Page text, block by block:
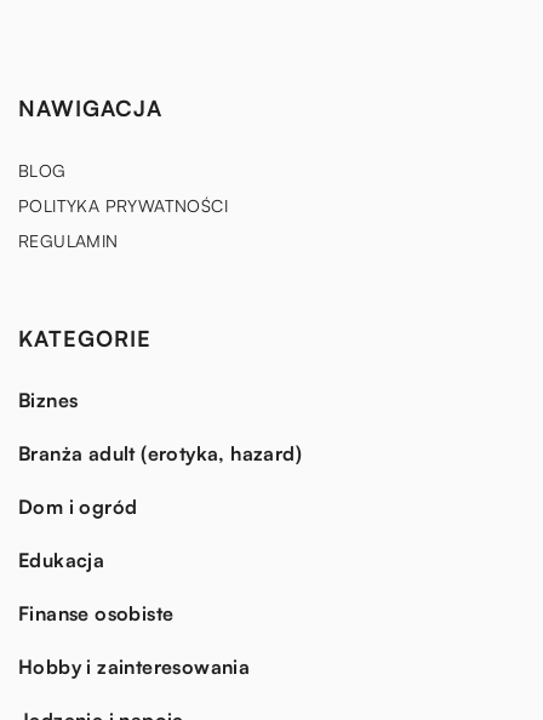
NAWIGACJA
BLOG
POLITYKA PRYWATNOŚCI
REGULAMIN
KATEGORIE
Biznes
Branża adult (erotyka, hazard)
Dom i ogród
Edukacja
Finanse osobiste
Hobby i zainteresowania